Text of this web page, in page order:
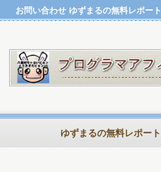
ゆずまるの無料レポート
お問い合わせ
ゆずまるの無料レポート